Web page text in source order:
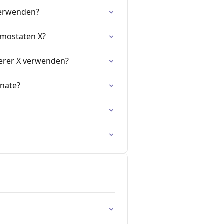
X?
X verwenden?